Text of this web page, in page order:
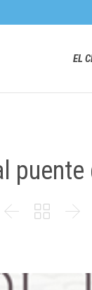
EL
puente
  